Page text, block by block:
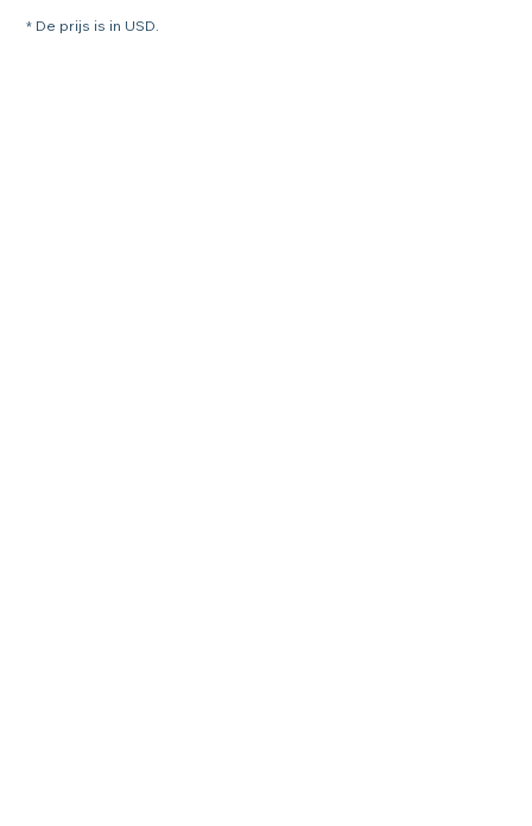
* De prijs is in USD.